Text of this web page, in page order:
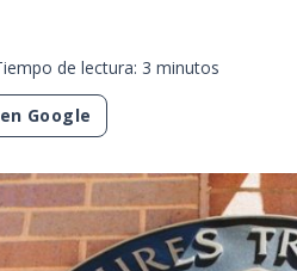
de lectura: 3 minutos
Google